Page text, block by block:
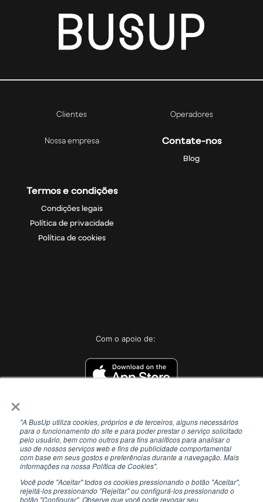
×
"A BusUp utiliza cookies, próprios e de terceiros, alguns necessários
para o funcionamento do site e para poder prestar o serviço solicitado
pelo usuário, bem como outros para fins analíticos para analisar o
uso de nossos serviços web e fins de publicidade comportamental
com base em seus gostos e preferências durante a navegação. Mais
informações na nossa Política de Cookies".
Você pode "Aceitar" todos os cookies pressionando o botão "Aceitar",
rejeitá-los pressionando "Rejeitar" ou configurá-los pressionando o
botão "Configurar". Observe que você pode revogar seu
Clientes Operadores
Nossa empresa Contate-nos
Blog
Termos e condições
Condições legais
Política de privacidade
Política de cookies
Com o apoio de: